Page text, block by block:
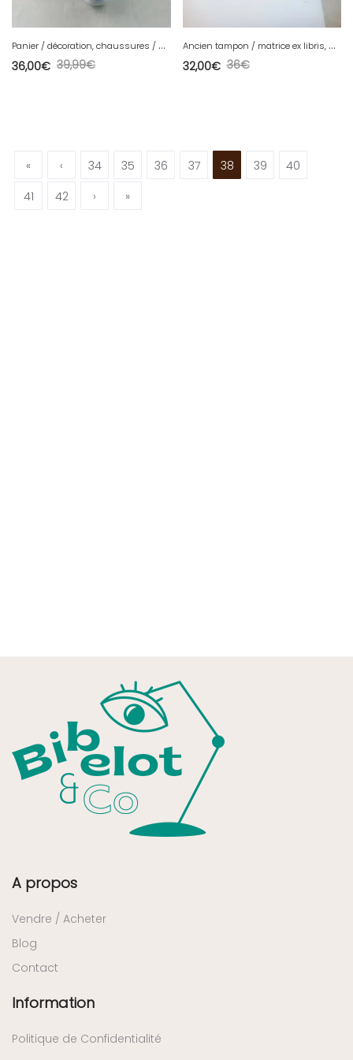
P
anier / décoration, chaussures / souliers en céramique, de Nantes style Quimper
39,99€
36,00€
A
ncien tampon / matrice ex libris, Ce livre appartient à M. Le Maire, Bernet
36€
32,00€
« ‹ 34 35 36 37 38 39
40
41
42 › »
A propos
Vendre / Acheter
Blog
Contact
Information
Politique de Confidentialité